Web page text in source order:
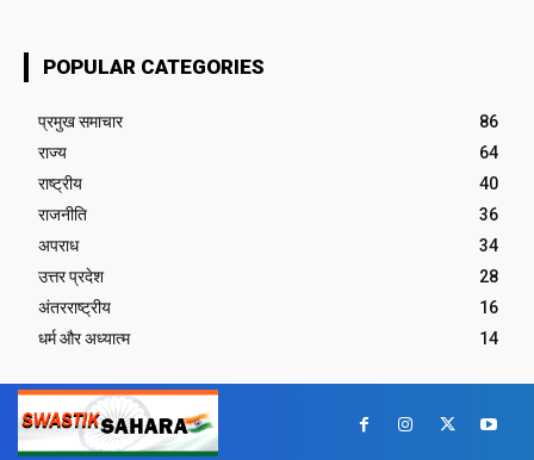
POPULAR CATEGORIES
प्रमुख समाचार‎
86
राज्य
64
राष्ट्रीय
40
राजनीति
36
अपराध
34
उत्तर प्रदेश
28
अंतरराष्ट्रीय
16
धर्म और अध्यात्म
14